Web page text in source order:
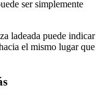
ser simplemente
ladeada puede indicar
el mismo lugar que